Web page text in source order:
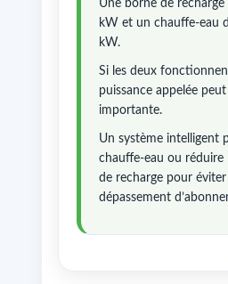
Une borne de
kW et un chauffe-eau
kW.
Si les deux
puissance appelée
importante.
Un système intelligent
chauffe-eau ou réduire
de recharge pour
dépassement